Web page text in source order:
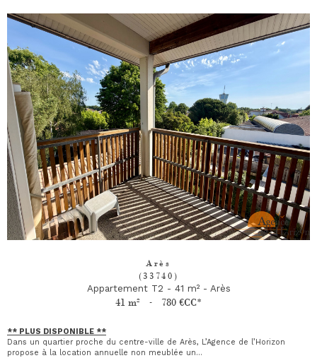
Arès
(33740)
Appartement T2 - 41 m² - Arès
41 m² - 780 €CC*
** PLUS DISPONIBLE **
Dans un quartier proche du centre-ville de Arès, L’Agence de l’Horizon
propose à la location annuelle non meublée un...